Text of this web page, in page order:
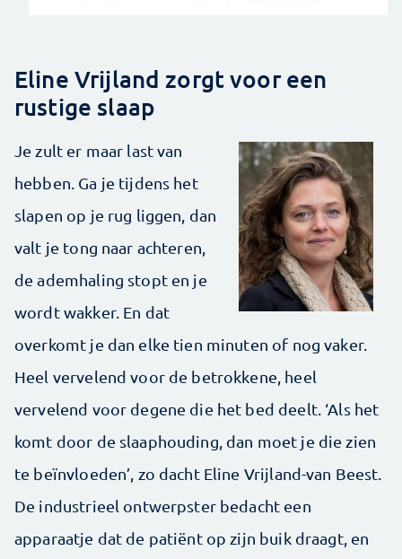
Eline Vrijland zorgt voor een
rustige slaap
Je zult er maar last van
hebben. Ga je tijdens het
slapen op je rug liggen, dan
valt je tong naar achteren,
de ademhaling stopt en je
wordt wakker. En dat
overkomt je dan elke tien minuten of nog vaker.
Heel vervelend voor de betrokkene, heel
vervelend voor degene die het bed deelt. ‘Als het
komt door de slaaphouding, dan moet je die zien
te beïnvloeden’, zo dacht Eline Vrijland-van Beest.
De industrieel ontwerpster bedacht een
apparaatje dat de patiënt op zijn buik draagt, en